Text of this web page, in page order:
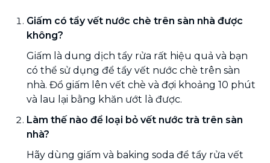
Giấm có tẩy vết nước chè trên sàn nhà được
không?
Giấm là dung dịch tẩy rửa rất hiệu quả và bạn
có thể sử dụng để tẩy vết nước chè trên sàn
nhà. Đổ giấm lên vết chè và đợi khoảng 10 phút
và lau lại bằng khăn ướt là được.
Làm thế nào để loại bỏ vết nước trà trên sàn
nhà?
Hãy dùng giấm và baking soda để tẩy rửa vết